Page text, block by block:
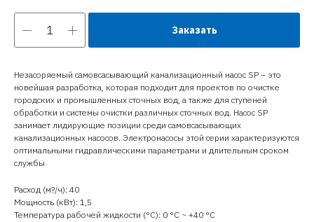
Заказать
Незасоряемый самовсасывающий канализационный насос SP – это
новейшая разработка, которая подходит для проектов по очистке
городских и промышленных сточных вод, а также для ступеней
обработки и системы очистки различных сточных вод. Насос SP
занимает лидирующие позиции среди самовсасывающих
канализационных насосов. Электронасосы этой серии характеризуются
оптимальными гидравлическими параметрами и длительным сроком
службы
Расход (м?/ч): 40
Мощность (кВт): 1,5
Температура рабочей жидкости (°C): 0 °С ~ +40 °С